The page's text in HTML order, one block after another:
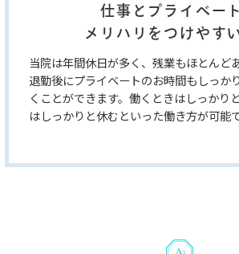
仕事とプライベー
メリハリをつけやす
当院は年間休日が多く、残業もほとんど
退勤後にプライベートのお時間もしっか
くことができます。働くときはしっかり
はしっかりと休むといった働き方が可能で